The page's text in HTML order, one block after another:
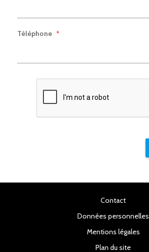
Téléphone *
Contact
Données personnelles
Mentions légales
Plan du site